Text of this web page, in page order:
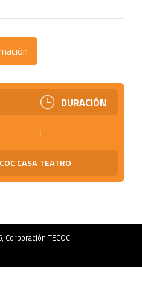
DURACIÓN
CASA TEATRO
Corporación TECOC